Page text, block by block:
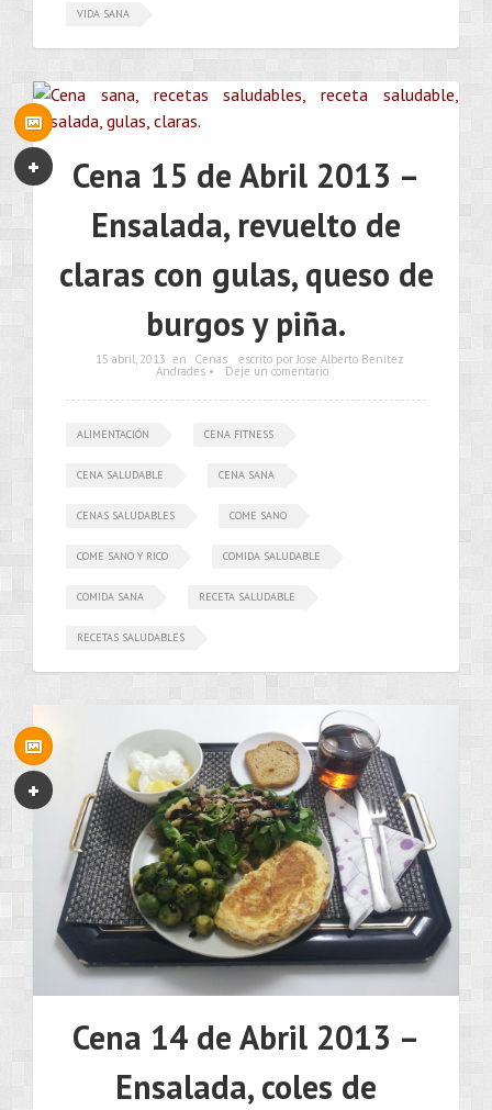
VIDA SANA
Cena 15 de Abril 2013 –
Ensalada, revuelto de
claras con gulas, queso de
burgos y piña.
15 abril, 2013 en Cenas escrito por Jose Alberto Benítez
Andrades • Deje un comentario
ALIMENTACIÓN CENA FITNESS
CENA SALUDABLE CENA SANA
CENAS SALUDABLES COME SANO
COME SANO Y RICO COMIDA SALUDABLE
COMIDA SANA RECETA SALUDABLE
RECETAS SALUDABLES
Cena 14 de Abril 2013 –
Ensalada, coles de